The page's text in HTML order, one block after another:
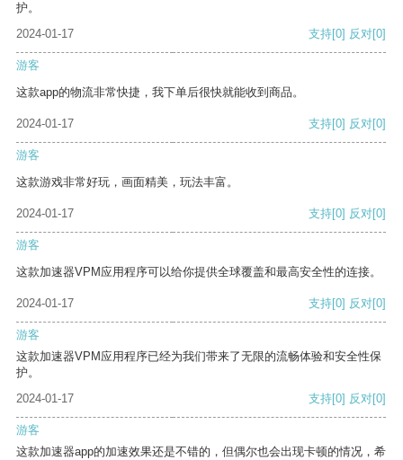
护。
2024-01-17
支持[0] 反对[0]
游客
这款app的物流非常快捷，我下单后很快就能收到商品。
2024-01-17 支持[0] 反对[0]
游客
这款游戏非常好玩，画面精美，玩法丰富。
2024-01-17 支持[0] 反对[0]
游客
这款加速器VPM应用程序可以给你提供全球覆盖和最高安全性的连接。
2024-01-17 支持[0] 反对[0]
游客
这款加速器VPM应用程序已经为我们带来了无限的流畅体验和安全性保
护。
2024-01-17
支持[0] 反对[0]
游客
这款加速器app的加速效果还是不错的，但偶尔也会出现卡顿的情况，希